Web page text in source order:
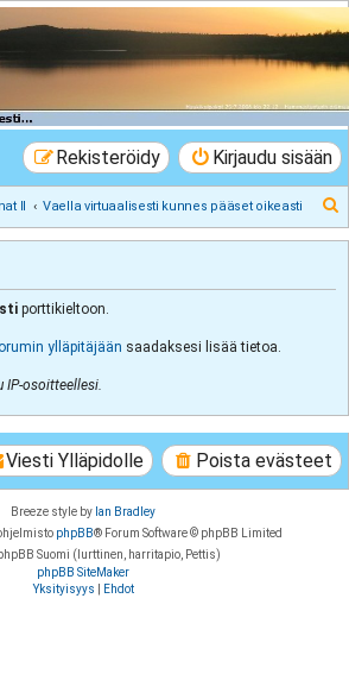
II
Kirjaudu sisään
Rekisteröidy
II Vaella virtuaalisesti kunnes pääset oikeasti
porttikieltoon.
ylläpitäjään saadaksesi lisää tietoa.
IP-osoitteellesi.
Poista evästeet
Viesti Ylläpidolle
Breeze style by Ian Bradley
phpBB® Forum Software © phpBB Limited
Suomi (lurttinen, harritapio, Pettis)
phpBB SiteMaker
Yksityisyys
Ehdot